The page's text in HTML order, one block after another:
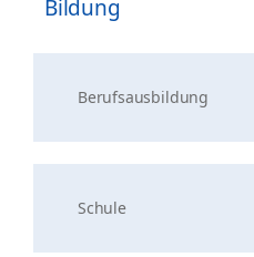
Bildung
Berufsausbildung
Schule